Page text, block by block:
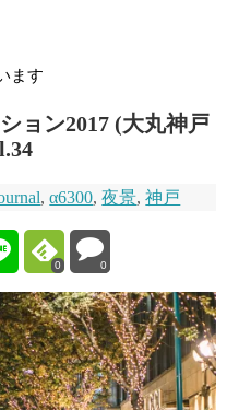
ます
ョン2017 (大丸神戸
,α6300,夜景,神戸
0 0